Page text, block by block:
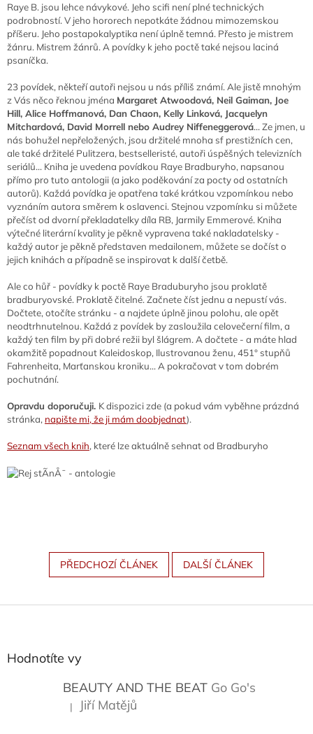
Raye B. jsou lehce návykové. Jeho scifi není plné technických
podrobností. V jeho hororech nepotkáte žádnou mimozemskou
příšeru. Jeho postapokalyptika není úplně temná. Přesto je mistrem
žánru. Mistrem žánrů. A povídky k jeho poctě také nejsou laciná
psaníčka.
23 povídek, někteří autoři nejsou u nás příliš známí. Ale jistě mnohým
z Vás něco řeknou jména Margaret Atwoodová, Neil Gaiman, Joe
Hill, Alice Hoffmanová, Dan Chaon, Kelly Linková, Jacquelyn
Mitchardová, David Morrell nebo Audrey Niffeneggerová... Ze jmen, u
nás bohužel nepřeložených, jsou držitelé mnoha sf prestižních cen,
ale také držitelé Pulitzera, bestselleristé, autoři úspěšných televizních
seriálů... Kniha je uvedena povídkou Raye Bradburyho, napsanou
přímo pro tuto antologii (a jako poděkování za pocty od ostatních
autorů). Každá povídka je opatřena také krátkou vzpomínkou nebo
vyznáním autora směrem k oslavenci. Stejnou vzpomínku si můžete
přečíst od dvorní překladatelky díla RB, Jarmily Emmerové. Kniha
výtečné literární kvality je pěkně vypravena také nakladatelsky -
každý autor je pěkně představen medailonem, můžete se dočíst o
jejich knihách a případně se inspirovat k další četbě.
Ale co hůř - povídky k poctě Raye Braduburyho jsou proklatě
bradburyovské. Proklatě čitelné. Začnete číst jednu a nepustí vás.
Dočtete, otočíte stránku - a najdete úplně jinou polohu, ale opět
neodtrhnutelnou. Každá z povídek by zasloužila celovečerní film, a
každý ten film by při dobré režii byl šlágrem. A dočtete - a máte hlad
okamžitě popadnout Kaleidoskop, Ilustrovanou ženu, 451° stupňů
Fahrenheita, Marťanskou kroniku... A pokračovat v tom dobrém
pochutnání.
Opravdu doporučuji. K dispozici zde (a pokud vám vyběhne prázdná
stránka, napište mi, že ji mám doobjednat).
Seznam všech knih, které lze aktuálně sehnat od Bradburyho
PŘEDCHOZÍ ČLÁNEK DALŠÍ ČLÁNEK
Hodnotíte vy
BEAUTY AND THE BEAT Go Go's
Hodnocení produktu je 5 z 5 hvězdiček.
| Jiří Matějů